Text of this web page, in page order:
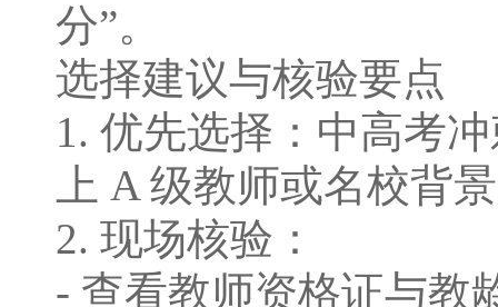
分”。
选择建议与核验要点
1. 优先选择：中⾼考
上 A 级教师或名校背
2. 现场核验：
- 查看教师资格证与教